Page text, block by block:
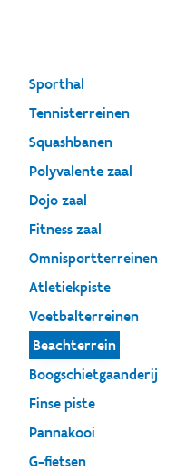
Sporthal
Tennisterreinen
Squashbanen
Polyvalente zaal
Dojo zaal
Fitness zaal
Omnisportterreinen
Atletiekpiste
Voetbalterreinen
Beachterrein
Boogschietgaanderij
Finse piste
Pannakooi
G-fietsen